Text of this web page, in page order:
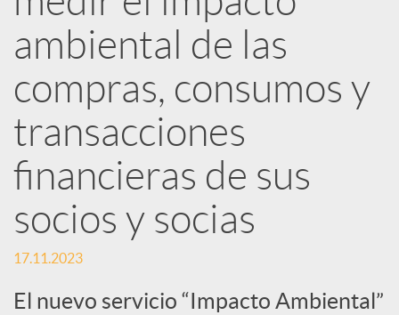
e
s
S
o
c
ambiental de las
compras, consumos y
transacciones
financieras de sus
socios y socias
17.11.2023
El nuevo servicio “Impacto Ambiental”